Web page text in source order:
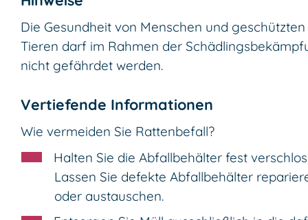
Die Gesundheit von Menschen und geschützten
Tieren darf im Rahmen der
nicht gefährdet werden.
Vertiefende Informationen
Wie vermeiden Sie Rattenbefall?
Halten Sie die Abfallbehälter fest
Lassen Sie defekte Abfallbehälter
oder austauschen.